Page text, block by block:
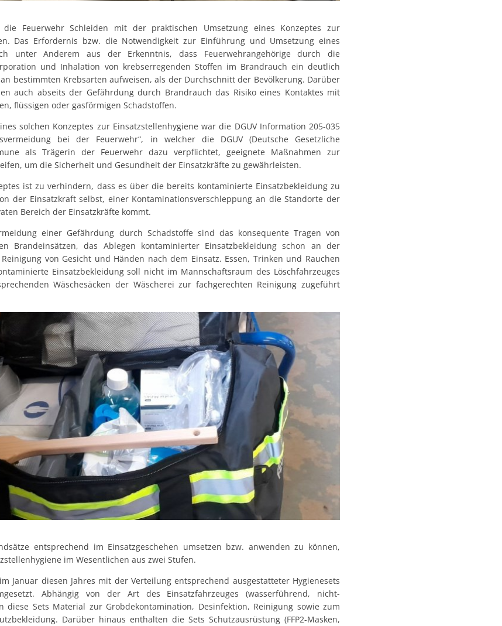
Feuerwehr Schleiden mit der praktischen Umsetzung eines Konzeptes zur
Das Erfordernis bzw. die Notwendigkeit zur Einführung und Umsetzung eines
unter Anderem aus der Erkenntnis, dass Feuerwehrangehörige durch die
und Inhalation von krebserregenden Stoffen im Brandrauch ein deutlich
bestimmten Krebsarten aufweisen, als der Durchschnitt der Bevölkerung. Darüber
auch abseits der Gefährdung durch Brandrauch das Risiko eines Kontaktes mit
flüssigen oder gasförmigen Schadstoffen.
solchen Konzeptes zur Einsatzstellenhygiene war die DGUV Information 205-035
bei der Feuerwehr“, in welcher die DGUV (Deutsche Gesetzliche
als Trägerin der Feuerwehr dazu verpflichtet, geeignete Maßnahmen zur
um die Sicherheit und Gesundheit der Einsatzkräfte zu gewährleisten.
ist zu verhindern, dass es über die bereits kontaminierte Einsatzbekleidung zu
der Einsatzkraft selbst, einer Kontaminationsverschleppung an die Standorte der
Bereich der Einsatzkräfte kommt.
einer Gefährdung durch Schadstoffe sind das konsequente Tragen von
Brandeinsätzen, das Ablegen kontaminierter Einsatzbekleidung schon an der
von Gesicht und Händen nach dem Einsatz. Essen, Trinken und Rauchen
Einsatzbekleidung soll nicht im Mannschaftsraum des Löschfahrzeuges
Wäschesäcken der Wäscherei zur fachgerechten Reinigung zugeführt
entsprechend im Einsatzgeschehen umsetzen bzw. anwenden zu können,
im Wesentlichen aus zwei Stufen.
Januar diesen Jahres mit der Verteilung entsprechend ausgestatteter Hygienesets
Abhängig von der Art des Einsatzfahrzeuges (wasserführend, nicht-
diese Sets Material zur Grobdekontamination, Desinfektion, Reinigung sowie zum
Darüber hinaus enthalten die Sets Schutzausrüstung (FFP2-Masken,